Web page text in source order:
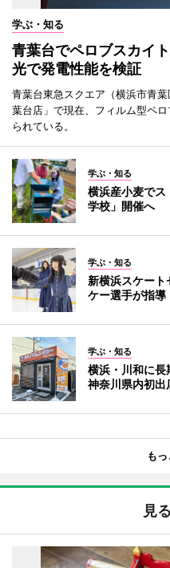
学ぶ・知る
青葉台でペロブスカイ
光で発電性能を検証
青葉台東急スクエア（横浜市青
葉台店」で現在、フィルム型ペ
られている。
学ぶ・知る
横浜産小麦で
学校」開催へ
学ぶ・知る
新横浜スケー
ケー選手が指導
学ぶ・知る
横浜・川和に
神奈川県内初出
も
見